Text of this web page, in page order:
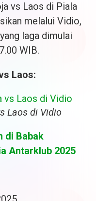
vs Laos di Piala
melalui Vidio,
laga dimulai
WIB.
Laos:
Laos di Vidio
di Babak
Antarklub 2025